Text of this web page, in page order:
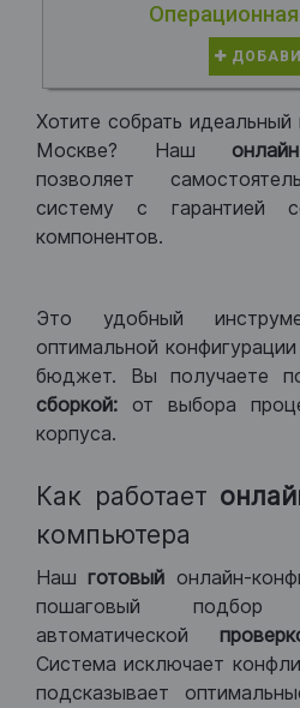
Хотите собрать идеальный
Москве? Нашонлайн
позволяет
систему с гарантией
компонентов.
Это удобный
оптимальной
бюджет. Вы получаете
сборкой: от выбора
корпуса.
Как работает
компьютера
Нашготовый онлайн-
пошаговый подбор
автоматической
Система исключает
подсказывает